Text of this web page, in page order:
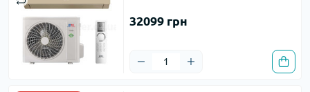
32099 грн